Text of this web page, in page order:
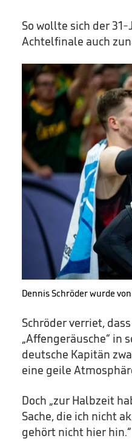
So wollte sich der
Achtelfinale auch
Dennis Schröder wurde
Schröder verriet,
„Affengeräusche“ in
deutsche Kapitän
eine geile
Doch „zur Halbzeit
Sache, die ich nicht
gehört nicht hier hin.“